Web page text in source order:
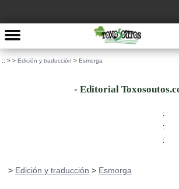
:: > > Edición y traducción > Esmorga
- Editorial
:
:
:
> Edición y traducción > Esmorga